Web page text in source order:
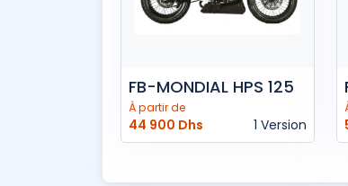
FB-MONDIAL HPS 125
À partir de
44 900 Dhs 1 Version